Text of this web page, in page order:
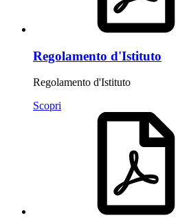
Regolamento d'Istituto
Regolamento d'Istituto
Scopri